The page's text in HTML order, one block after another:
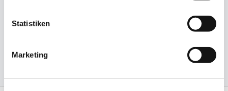
Statistiken
Marketing
Międzynarodowe
takie jak UL, CSA, BSA, DIN
jakość oferowanych produktów zabezpieczających jest
dla nas niezwykle istotna.